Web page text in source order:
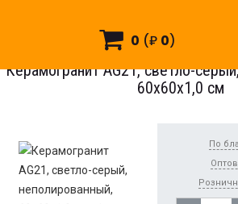
0 (₽ 0)
Керамогранит AG21, светло-
60x60x1,0 см
По